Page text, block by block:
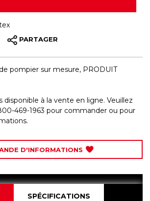
PARTAGER
pompier sur mesure, PRODUIT
disponible à la vente en ligne. Veuillez
469-1963 pour commander ou pour
D'INFORMATIONS
SPÉCIFICATIONS